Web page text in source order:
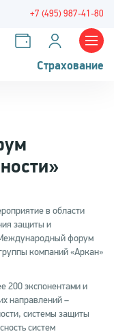
+7 (495) 987-41-80
Страхование
в области
защиты и
форум
компаний «Аркан»
200 экспонентами и
направлений –
системы защиты
систем